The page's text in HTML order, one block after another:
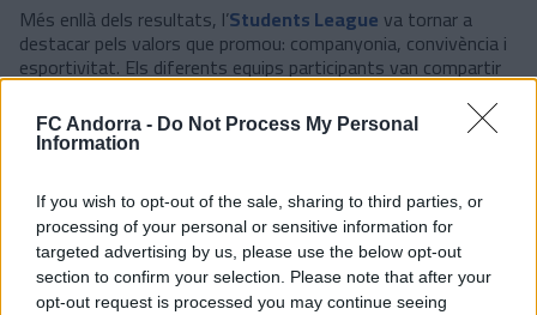
FC Andorra - Do Not Process My Personal
Information
If you wish to opt-out of the sale, sharing to third parties, or
processing of your personal or sensitive information for
targeted advertising by us, please use the below opt-out
section to confirm your selection. Please note that after your
opt-out request is processed you may continue seeing
Més enllà dels resultats, l’Students League va tornar a
destacar pels valors que promou: companyonia, convivència i
esportivitat. Els diferents equips participants van compartir
una jornada marcada pel bon ambient i el respecte,
consolidant una competició que continua creixent i guanyant
protagonisme dins del calendari esportiu escolar del país.
l’organització, l’Andorra reafirma el seu compromís amb el
futbol formatiu i amb les iniciatives que utilitzen l’esport com
a eina educativa i de cohesió.
#SomTricolors